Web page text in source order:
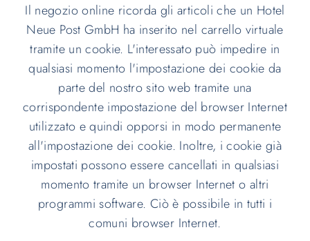
Il negozio online ricorda gli articoli che un Hotel
Neue Post GmbH ha inserito nel carrello virtuale
tramite un cookie. L'interessato può impedire in
qualsiasi momento l'impostazione dei cookie da
parte del nostro sito web tramite una
corrispondente impostazione del browser Internet
utilizzato e quindi opporsi in modo permanente
all'impostazione dei cookie. Inoltre, i cookie già
impostati possono essere cancellati in qualsiasi
momento tramite un browser Internet o altri
programmi software. Ciò è possibile in tutti i
comuni browser Internet.